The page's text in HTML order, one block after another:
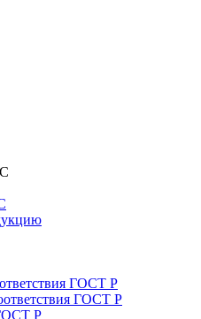
ГОСТ Р
ГОСТ Р
Р